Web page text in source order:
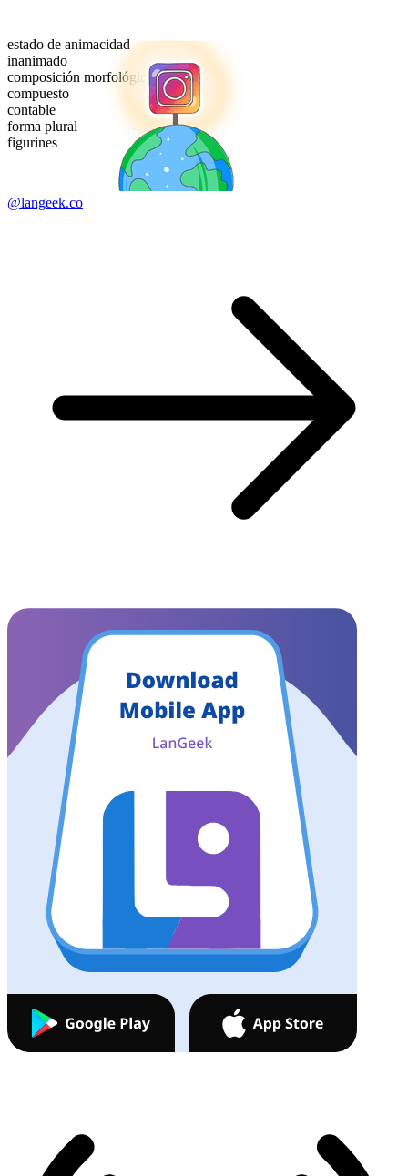
estado de animacidad
inanimado
composición morfológica
compuesto
contable
forma plural
figurines
@langeek.co